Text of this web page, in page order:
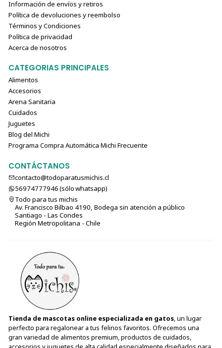
Información de envíos y retiros
Política de devoluciones y reembolso
Términos y Condiciones
Política de privacidad
Acerca de nosotros
CATEGORIAS PRINCIPALES
Alimentos
Accesorios
Arena Sanitaria
Cuidados
Juguetes
Blog del Michi
Programa Compra Automática Michi Frecuente
CONTÁCTANOS
contacto@todoparatusmichis.cl
56974777946 (sólo⁣⁣⁣⁣⁣​​​​​​​​​​​​​​​ whatsapp)
Todo para tus michis
Av. Francisco Bilbao 4190, Bodega sin atención a público
Santiago - Las Condes
Región Metropolitana - Chile
Tienda de mascotas online especializada en gatos, un lugar
perfecto para regalonear a tus felinos favoritos. Ofrecemos una
gran variedad de alimentos premium, productos de cuidados,